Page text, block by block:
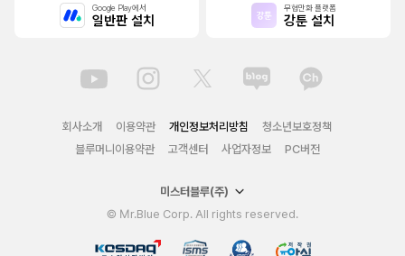
Google Play에서
일반판 설치
무협만화 플랫폼
강툰 설치
회사소개 이용약관 개인정보처리방침
청소년보호정책
블루머니이용약관
고객센터 사업자정보 PC버전
미스터블루(주)
© Mr.Blue Corp. All rights reserved.